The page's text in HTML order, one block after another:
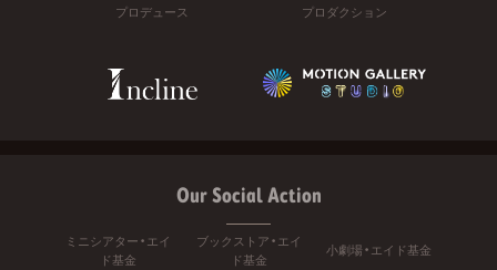
プロデュース プロダクション
Our Social Action
ミニシアター・エイ
ド基金
ブックストア・エイ
ド基金
小劇場・エイド基金